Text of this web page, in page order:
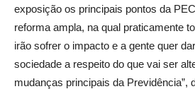
exposição os principais pontos da
reforma ampla, na qual praticamente
irão sofrer o impacto e a gente quer
sociedade a respeito do que vai ser
mudanças principais da Previdência”,